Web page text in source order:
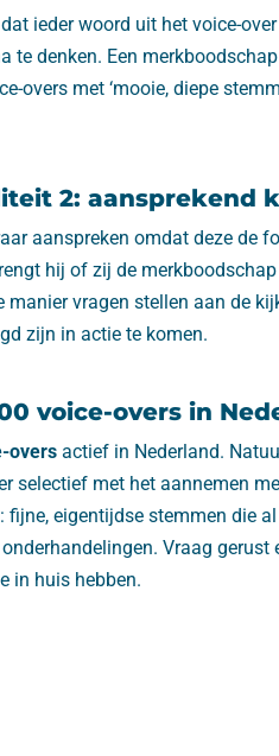
ieder woord uit het voice-
te denken. Een
overs met ‘mooie, diepe
2: aansprekend
aanspreken omdat deze de
hij of zij de
vragen stellen aan de
zijn in actie te komen.
voice-overs in
overs actief in Nederland.
selectief met het aannemen
eigentijdse stemmen die
Vraag gerust
in huis hebben.